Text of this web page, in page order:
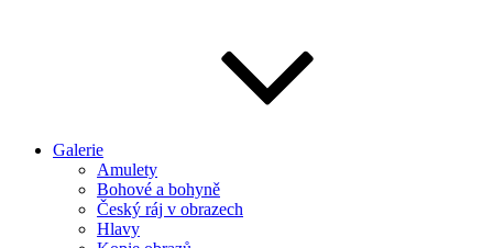
Galerie
Amulety
Bohové a bohyně
Český ráj v obrazech
Hlavy